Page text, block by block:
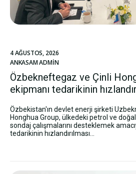
4 AĞUSTOS, 2026
ANKASAM ADMIN
Özbekneftegaz ve Çinli
ekipmanı tedarikinin
Özbekistan'ın devlet enerji şirketi
Honghua Group, ülkedeki petrol ve
sondaj çalışmalarını desteklemek
tedarikinin hızlandırılması...